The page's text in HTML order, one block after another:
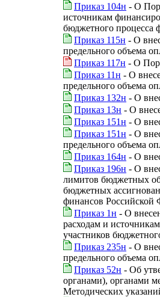
Приказ 104н - О
источникам
бюджетного процесса
Приказ 115н - О
предельного объема
Приказ 117н - О
Приказ 11н - О
предельного объема
Приказ 132н - О
Приказ 13н - О
Приказ 151н - О
Приказ 151н - О
предельного объема
Приказ 164н - О
Приказ 196н - О
лимитов бюджетных
бюджетных
финансов Российской
Приказ 1н - О
расходам и
участников
Приказ 235н - О
предельного объема
Приказ 52н - Об
органами), органами
Методических